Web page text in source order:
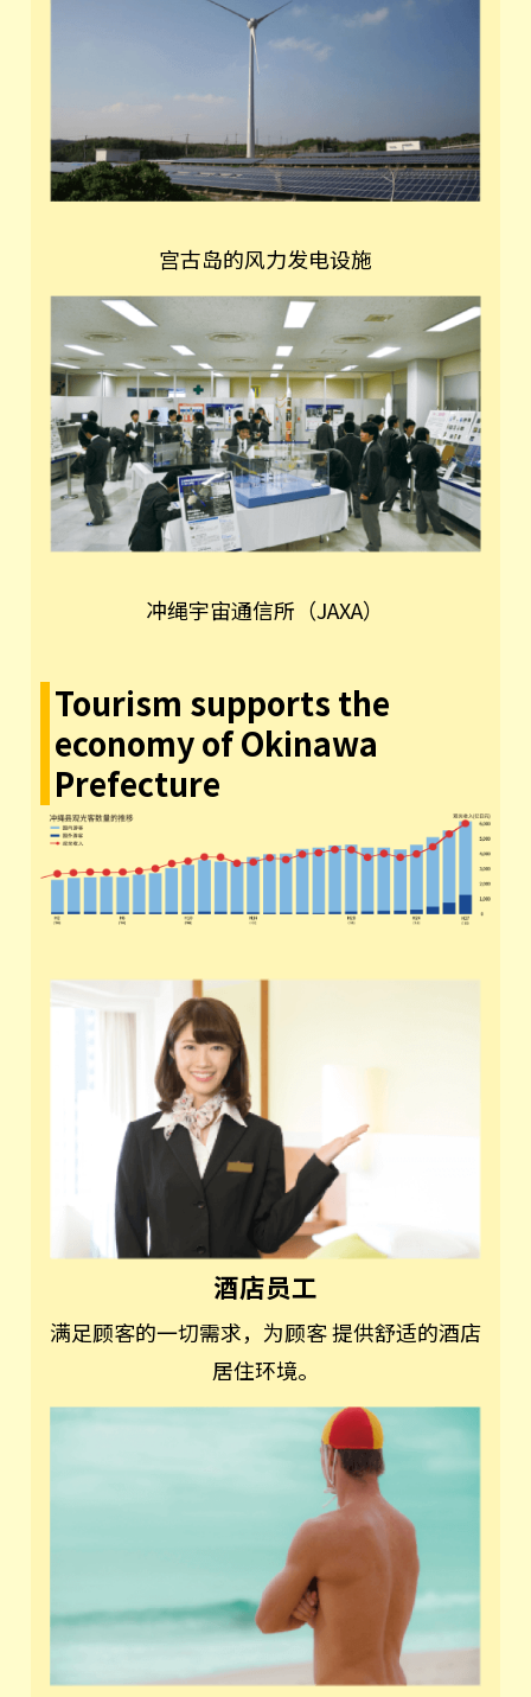
宫古岛的风力发电设施
冲绳宇宙通信所（JAXA）
Tourism supports the
economy of Okinawa
Prefecture
酒店员工
满足顾客的一切需求，为顾客 提供舒适的酒店
居住环境。